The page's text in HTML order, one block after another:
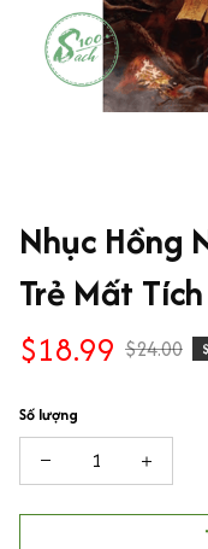
Nhục Hồng
Trẻ Mất Tích
$18.99 $24.00
Số lượng